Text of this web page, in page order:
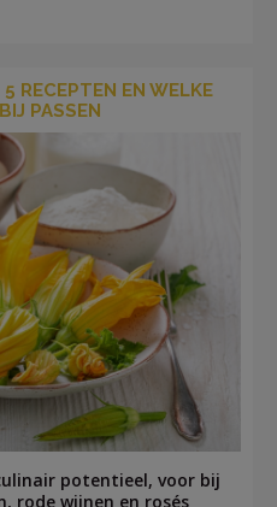
RECEPTEN EN WELKE
PASSEN
potentieel, voor bij
rode wijnen en rosés